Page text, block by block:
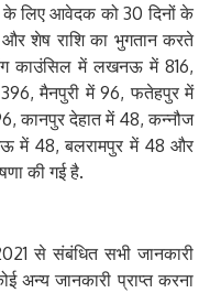
लिए आवेदक को 30 दिनों के
और शेष राशि का भुगतान करते
काउंसिल में लखनऊ में 816,
मैनपुरी में 96, फतेहपुर में
कानपुर देहात में 48, कन्नौज
में 48, बलरामपुर में 48 और
की गई है.
से संबंधित सभी जानकारी
जानकारी प्राप्त करना